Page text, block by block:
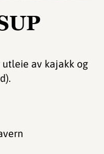
av kajakk og